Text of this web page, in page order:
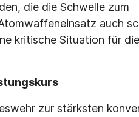
die die Schwelle zum
auch
kritische Situation für
zur stärksten